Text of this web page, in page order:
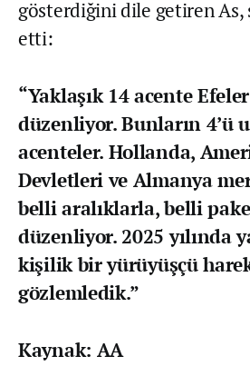
gösterdiğini dile getiren As,
etti:
“Yaklaşık 14 acente
düzenliyor. Bunların 4’ü
acenteler. Hollanda,
Devletleri ve Almanya
belli aralıklarla, belli
düzenliyor. 2025 yılında
kişilik bir yürüyüşçü
gözlemledik.”
Kaynak: AA